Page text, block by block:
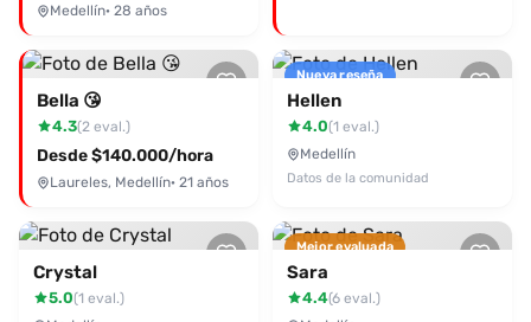
WhatsApp al 3234437386 y planifica tu cita con esta
Medellín· 28 años
Bella 😘
4.3(2 eval.)
Desde $140.000/hora
Laureles, Medellín· 21 años
Nueva reseña
Hellen
4.0(1 eval.)
Medellín
Datos de la comunidad
Crystal
5.0(1 eval.)
Mejor evaluada
Sara
4.4(6 eval.)